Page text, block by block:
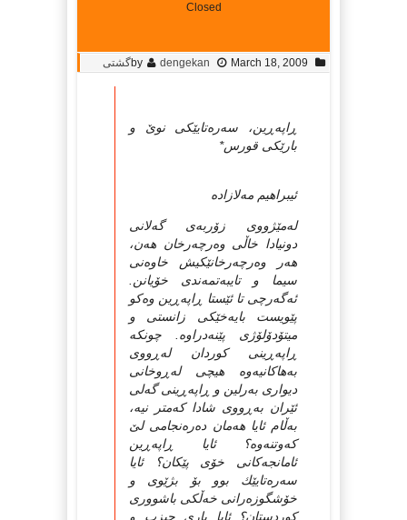
Closed
by dengekan March 18, 2009 گشتی
ڕاپه‌ڕین، سه‌ره‌تایێكی نوێ و
بارێكی قورس*
ئیبراهیم مه‌لازاده
له‌مێژووی زۆربه‌ی گه‌لانی
دونیادا خاڵی وه‌رچه‌رخان هه‌ن،
هه‌ر وه‌رچه‌رخانێكیش خاوه‌نی
سیما و تایبه‌تمه‌ندی خۆیانن.
ئه‌گه‌رچی تا ئێستا ڕاپه‌ڕین وه‌كو
پێویست بایه‌خێكی زانستی و
میتۆدۆلۆژی پێنه‌دراوه. چونكه
ڕاپه‌ڕینی كوردان له‌ڕووی
به‌هاكانیه‌وه هیچی له‌ڕوخانی
دیواری به‌رلین و ڕاپه‌ڕینی گه‌لی
ئێران به‌ڕووی شادا كه‌متر نیه،
به‌ڵام ئایا هه‌مان ده‌ره‌نجامی لێ
كه‌وتنه‌وه‌؟ ئایا ڕاپه‌ڕین
ئامانجه‌كانی خۆی پێكان؟ ئایا
سه‌ره‌تایێك بوو بۆ بژێوی و
خۆشگوزه‌رانی خه‌ڵكی باشووری
كوردستان؟ ئایا باری حیزب و